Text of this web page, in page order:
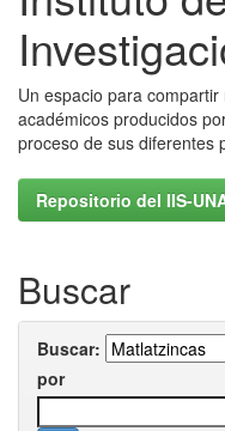
Un espacio para
académicos producidos
proceso de sus diferentes
Repositorio del IIS-
Buscar
Buscar:
por